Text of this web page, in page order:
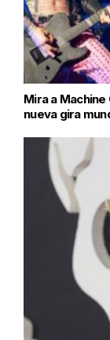
Mira a
nueva gira